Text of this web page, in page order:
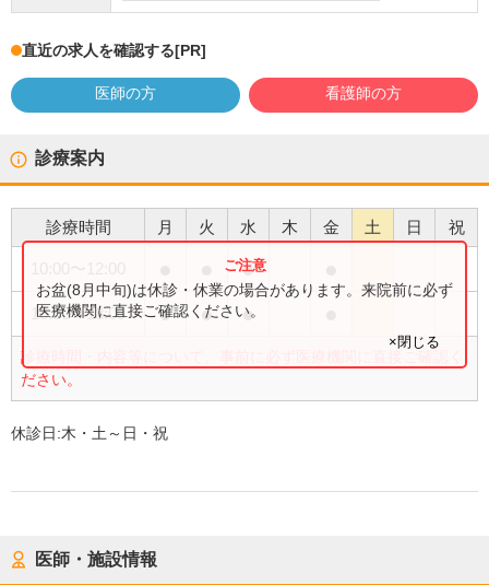
直近の求人を確認する[PR]
医師の方 看護師の方
診療案内
診療時間 月 火 水 木 金 土 日 祝
●
15:30〜18:00 ● ● ●
診療時間・内容等について、事前に必ず医療機関に直接ご確認く
ださい。
お盆(8月中旬)は休診・休業の場合があります。来院前に必ず
医療機関に直接ご確認ください。
×閉じる
休診日:木・土～日・祝
医師・施設情報